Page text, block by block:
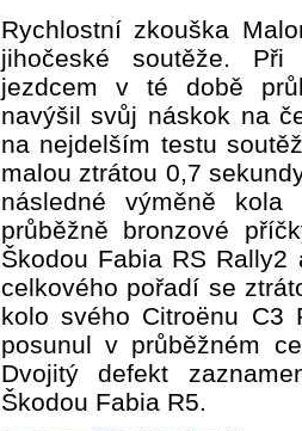
Rychlostní zkouška
jihočeské soutěže.
jezdcem v té době
navýšil svůj náskok na
na nejdelším testu
malou ztrátou 0,7
následné výměně
průběžně bronzové
Škodou Fabia RS
celkového pořadí se
kolo svého Citroënu C3
posunul v průběžném
Dvojitý defekt
Škodou Fabia R5.